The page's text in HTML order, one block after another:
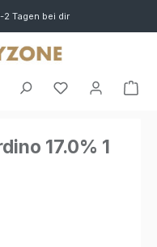
2 Tagen bei dir
17.0% 1